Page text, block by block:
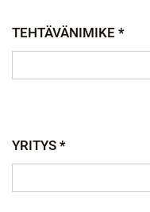
TEHTÄVÄNIMIKE *
YRITYS *